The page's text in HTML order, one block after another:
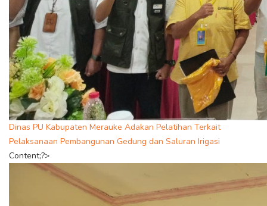
Dinas PU Kabupaten Merauke Adakan Pelatihan Terkait
Pelaksanaan Pembangunan Gedung dan Saluran Irigasi
Content;?>